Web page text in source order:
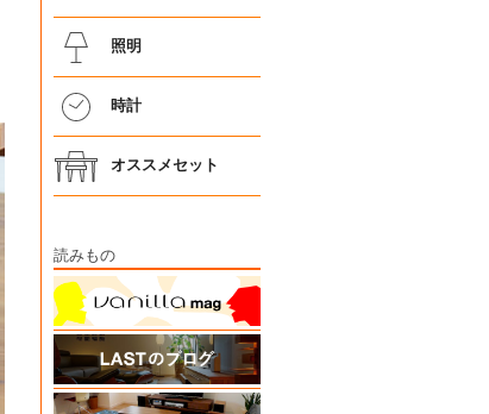
照明
時計
オススメセット
読みもの